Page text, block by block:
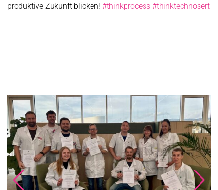
produktive Zukunft blicken! #thinkprocess #thinktechnosert